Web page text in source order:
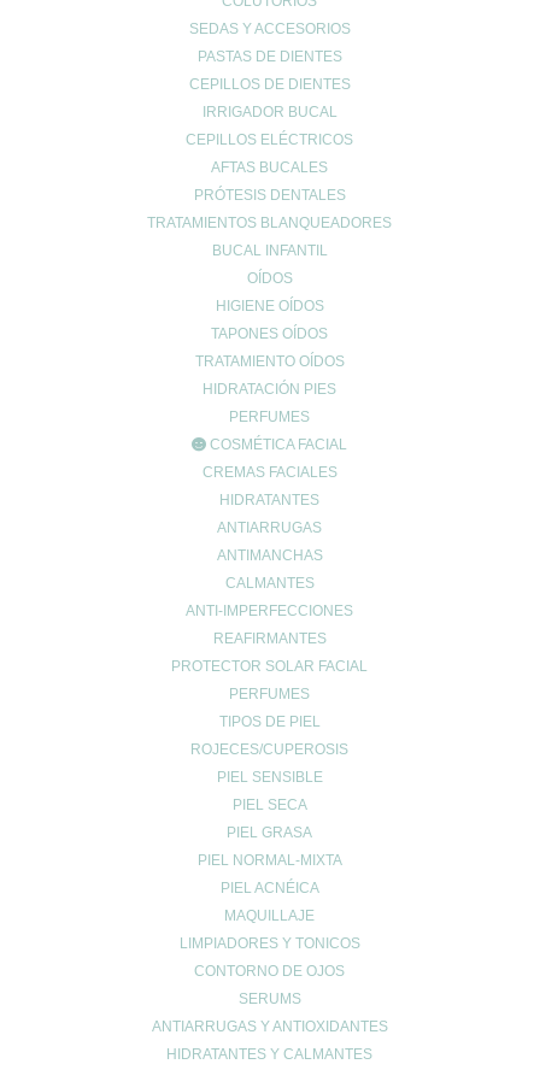
SEDAS Y ACCESORIOS
PASTAS DE DIENTES
CEPILLOS DE DIENTES
IRRIGADOR BUCAL
CEPILLOS ELÉCTRICOS
AFTAS BUCALES
PRÓTESIS DENTALES
TRATAMIENTOS BLANQUEADORES
BUCAL INFANTIL
OÍDOS
HIGIENE OÍDOS
TAPONES OÍDOS
TRATAMIENTO OÍDOS
HIDRATACIÓN PIES
PERFUMES
COSMÉTICA FACIAL
CREMAS FACIALES
HIDRATANTES
ANTIARRUGAS
ANTIMANCHAS
CALMANTES
ANTI-IMPERFECCIONES
REAFIRMANTES
PROTECTOR SOLAR FACIAL
PERFUMES
TIPOS DE PIEL
ROJECES/CUPEROSIS
PIEL SENSIBLE
PIEL SECA
PIEL GRASA
PIEL NORMAL-MIXTA
PIEL ACNÉICA
MAQUILLAJE
LIMPIADORES Y TONICOS
CONTORNO DE OJOS
SERUMS
ANTIARRUGAS Y ANTIOXIDANTES
HIDRATANTES Y CALMANTES
gota y la alimentación